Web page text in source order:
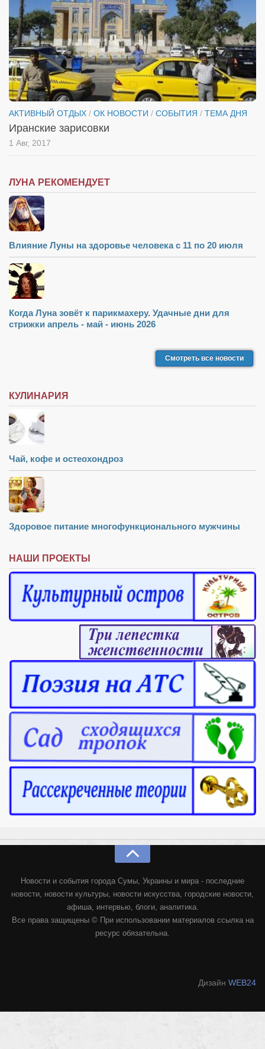
АКТИВНЫЙ ОТДЫХ / ОК НОВОСТИ / СОБЫТИЯ / ТЕМА ДНЯ
Иранские зарисовки
1 Авг, 2017
ЛУНА РЕКОМЕНДУЕТ
Влияние Луны на здоровье человека с 11 по 20 июля
Когда Луна зовёт к парикмахеру. Удачные дни для
стрижки апрель - май - июнь 2026
Смотреть все новости
КУЛИНАРИЯ
Чай, кофе и остеохондроз
Здоровое питание многофункционального мужчины
НАШИ ПРОЕКТЫ
Новости и события города Сумы, Украины и мира - последние
новости, новости культуры, новости искусства, городские новости,
афиша, интервью, блоги, аналитика.
Все права защищены © При использовании материалов ссылка на
ресурс обязательна.
Дизайн WEB24